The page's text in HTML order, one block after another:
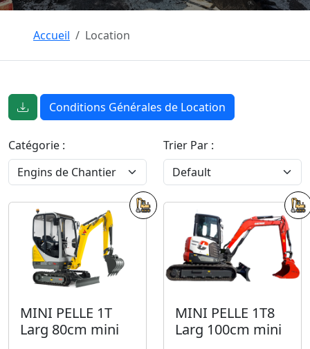
Accueil Location
Conditions Générales de Location
Catégorie : Trier Par :
MINI PELLE 1T
Larg 80cm mini
MINI PELLE 1T8
Larg 100cm mini